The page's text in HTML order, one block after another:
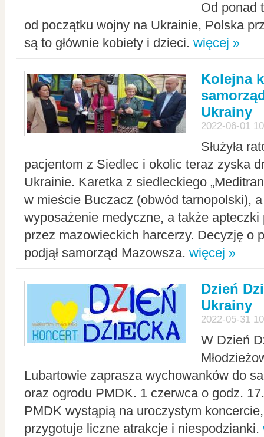
Od ponad
od początku wojny na Ukrainie, Polska
są to głównie kobiety i dzieci. więcej »
Kolejna
Ukrainy
2022-06-01
Służyła
pacjentom z Siedlec i okolic teraz zyska
Ukrainie. Karetka z siedleckiego
w mieście Buczacz (obwód tarnopolski),
wyposażenie medyczne, a także apteczki
przez mazowieckich harcerzy. Decyzję o
podjął samorząd Mazowsza. więcej »
Dzień
Ukrainy
2022-05-31
W Dzień
Lubartowie zaprasza wychowanków do
oraz ogrodu PMDK. 1 czerwca o godz.
PMDK wystąpią na uroczystym
przygotuje liczne atrakcje i niespodzianki.